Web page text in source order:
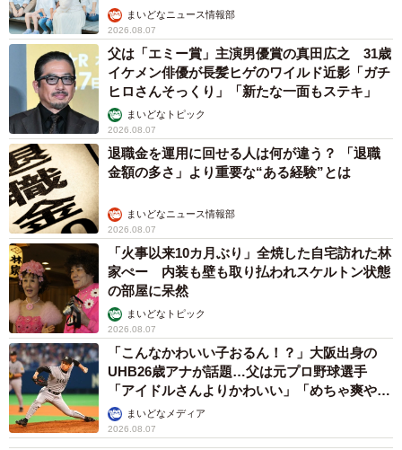
https://www.reshal.jp/
▽株式会社NEXER
https://www.nexer.co.jp/
まいどなニュース情報部
2026.08.07
父は「エミー賞」主演男優賞の真田広之 31歳
イケメン俳優が長髪ヒゲのワイルド近影「ガチ
ヒロさんそっくり」「新たな一面もステキ」
まいどなトピック
2026.08.07
退職金を運用に回せる人は何が違う？ 「退職
金額の多さ」より重要な“ある経験”とは
まいどなニュース情報部
2026.08.07
「火事以来10カ月ぶり」全焼した自宅訪れた林
家ぺー 内装も壁も取り払われスケルトン状態
の部屋に呆然
まいどなトピック
2026.08.07
「こんなかわいい子おるん！？」大阪出身の
UHB26歳アナが話題…父は元プロ野球選手
「アイドルさんよりかわいい」「めちゃ爽や
か」まいどなメディア
2026.08.07